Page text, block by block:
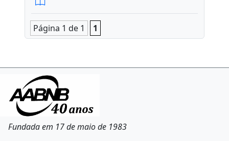
Página 1 de 1 1
Fundada em 17 de maio de 1983